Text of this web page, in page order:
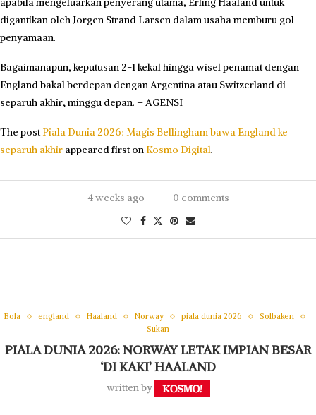
digantikan oleh Jorgen Strand Larsen dalam usaha memburu gol
penyamaan.
Bagaimanapun, keputusan 2-1 kekal hingga wisel penamat dengan
England bakal berdepan dengan Argentina atau Switzerland di
separuh akhir, minggu depan. – AGENSI
The postPiala Dunia 2026: Magis Bellingham bawa England ke
separuh akhir appeared first on Kosmo Digital.
4 weeks ago 0 comments
Bola england Haaland Norway piala dunia 2026
Solbaken
Sukan
PIALA DUNIA 2026: NORWAY LETAK IMPIAN BESAR
‘DI KAKI’ HAALAND
written by